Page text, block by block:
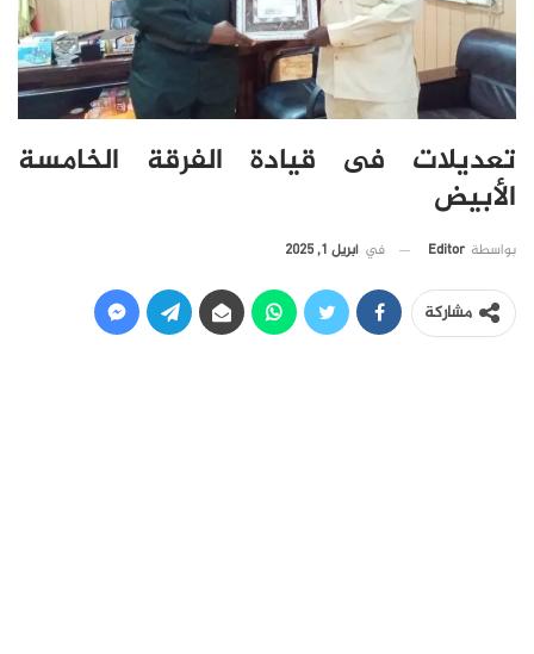
تعديلات فى قيادة الفرقة الخامسة
الأبيض
بواسطة Editor في أبريل 1, 2025
مشاركة